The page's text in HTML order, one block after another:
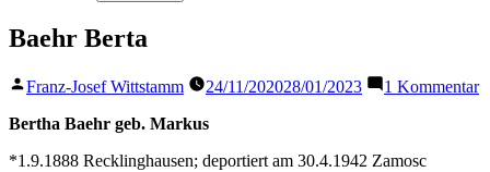
Baehr Berta
Veröffentlicht
Franz-Josef Wittstamm 24/11/202028/01/2023 1 Kommentar
Bertha Baehr geb. Markus
*1.9.1888 Recklinghausen; deportiert am 30.4.1942 Zamosc